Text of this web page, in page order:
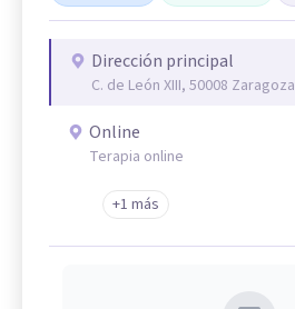
Dirección principal
C. de León XIII, 50008 Zaragoza
Online
Terapia online
+1 más